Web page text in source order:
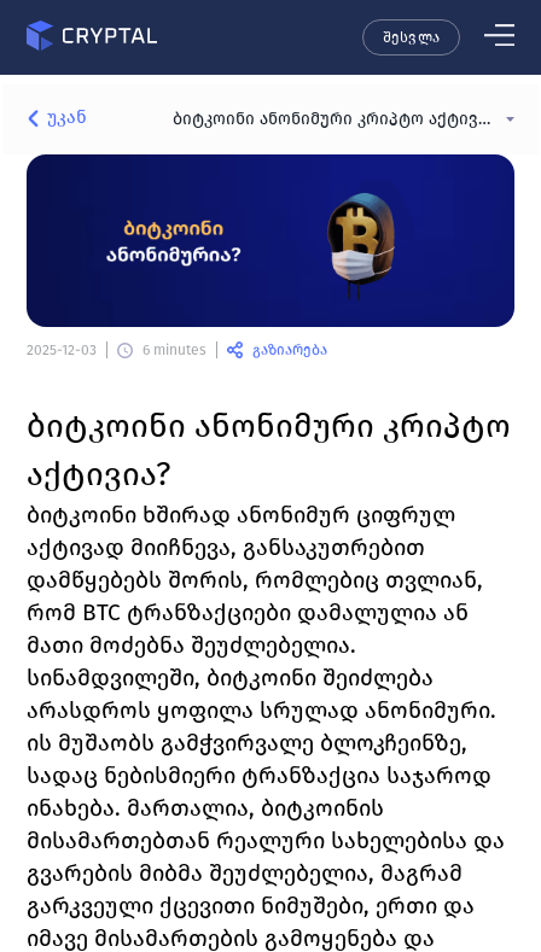
შესვლა
უკან ბიტკოინი ანონიმური კრიპტო აქტივია?
2025-12-03 6 minutes გაზიარება
ბიტკოინი ანონიმური კრიპტო
აქტივია?
ბიტკოინი ხშირად ანონიმურ ციფრულ
აქტივად მიიჩნევა, განსაკუთრებით
დამწყებებს შორის, რომლებიც თვლიან,
რომ BTC ტრანზაქციები დამალულია ან
მათი მოძებნა შეუძლებელია.
სინამდვილეში, ბიტკოინი შეიძლება
არასდროს ყოფილა სრულად ანონიმური.
ის მუშაობს გამჭვირვალე ბლოკჩეინზე,
სადაც ნებისმიერი ტრანზაქცია საჯაროდ
ინახება. მართალია, ბიტკოინის
მისამართებთან რეალური სახელებისა და
გვარების მიბმა შეუძლებელია, მაგრამ
გარკვეული ქცევითი ნიმუშები, ერთი და
იმავე მისამართების გამოყენება და